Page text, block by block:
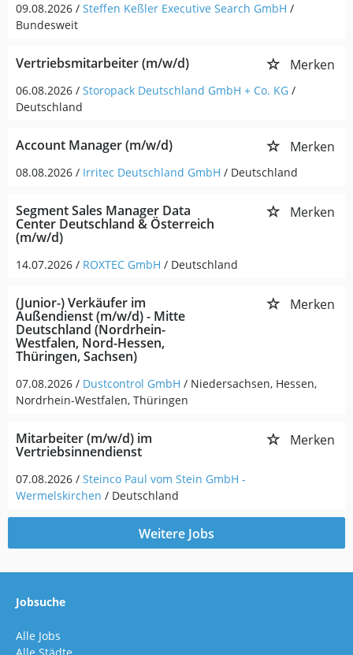
09.08.2026 / Steffen Keßler Executive Search GmbH /
Bundesweit
Vertriebsmitarbeiter (m/w/d) Merken
06.08.2026 / Storopack Deutschland GmbH + Co. KG /
Deutschland
Account Manager (m/w/d) Merken
08.08.2026 / Irritec Deutschland GmbH / Deutschland
Segment Sales Manager Data
Center Deutschland & Österreich
(m/w/d)
Merken
14.07.2026 / ROXTEC GmbH / Deutschland
(Junior-) Verkäufer im
Außendienst (m/w/d) - Mitte
Deutschland (Nordrhein-
Westfalen, Nord-Hessen,
Thüringen, Sachsen)
Merken
07.08.2026 / Dustcontrol GmbH / Niedersachsen, Hessen,
Nordrhein-Westfalen, Thüringen
Mitarbeiter (m/w/d) im
Vertriebsinnendienst
Merken
07.08.2026 / Steinco Paul vom Stein GmbH -
Wermelskirchen / Deutschland
Weitere Jobs
Jobsuche
Alle Jobs